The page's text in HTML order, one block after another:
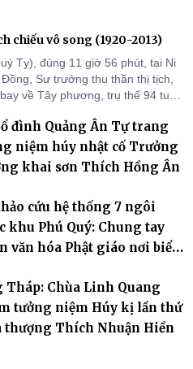
chiếu vô song (1920-2013)
Tỵ), đúng 11 giờ 56 phút, tại Ni
Sư trưởng thu thần thị tịch,
về Tây phương, trụ thế 94 tuổi
đình Quảng Ân Tự trang
niệm húy nhật cố Trưởng
khai sơn Thích Hồng Ân
cứu hệ thống 7 ngôi
khu Phú Quý: Chung tay
văn hóa Phật giáo nơi biển
Tháp: Chùa Linh Quang
tưởng niệm Húy kị lần thứ
thượng Thích Nhuận Hiền